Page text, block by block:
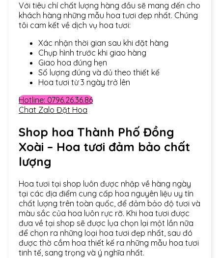
Với tiêu chí chất lượng hàng đầu sẽ mang đến cho
khách hàng những mẫu hoa tươi đẹp nhất. Chúng
tôi cam kết về dịch vụ hoa tươi:
Xác nhận thời gian sau khi đặt hàng
Chụp hình trước khi giao hàng
Giao hoa đúng hẹn
Số lượng đúng và đủ theo thiết kế
Hoa tươi từ 3 ngày trở lên
Hotline: 0796.26.36.86
Chat Zalo Đặt Hoa
Shop hoa Thành Phố Đồng
Xoài – Hoa tươi đảm bảo chất
lượng
Hoa tươi tại shop luôn được nhập về hàng ngày
tại các địa điểm cung cấp hoa nguyên liệu uy tín
chất lượng trên toàn quốc, để đảm bảo độ tươi và
màu sắc của hoa luôn rực rỡ. Khi hoa tươi được
đưa về tại shop sẽ được lụa chọn lại một lần nữa
để chọn ra những loại hoa tươi đẹp nhất, sau đó
được thờ cắm hoa thiết kế ra những mẫu hoa tươi
tinh tế, sang trọng và ý nghĩa nhất.